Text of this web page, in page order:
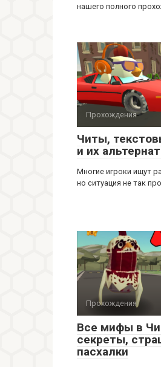
нашего полного
Прохождения
Читы,
и их
Многие игроки ищут
но ситуация не так
Прохождения
Все мифы в
секреты,
пасхалки